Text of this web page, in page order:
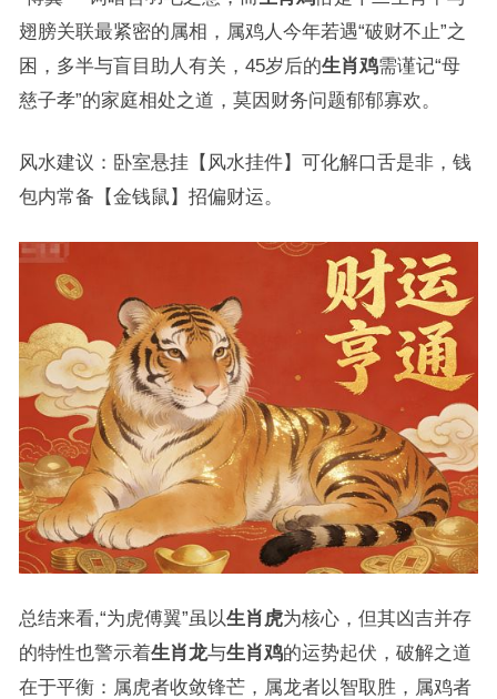
翅膀关联最紧密的属相，属鸡人今年若遇“破财不止”之
困，多半与盲目助人有关，45岁后的生肖鸡需谨记“母
慈子孝”的家庭相处之道，莫因财务问题郁郁寡欢。
风水建议：卧室悬挂【风水挂件】可化解口舌是非，钱
包内常备【金钱鼠】招偏财运。
总结来看,“为虎傅翼”虽以生肖虎为核心，但其凶吉并存
的特性也警示着生肖龙与生肖鸡的运势起伏，破解之道
在于平衡：属虎者收敛锋芒，属龙者以智取胜，属鸡者